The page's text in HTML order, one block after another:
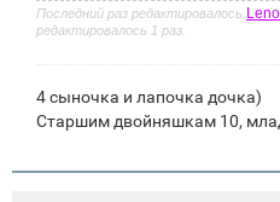
и
е
Последний раз редактировалось
редактировалось 1 раз.
4 сыночка и лапочка дочка)
Старшим двойняшкам 10,